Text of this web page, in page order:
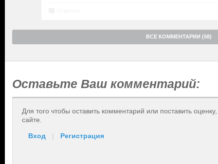
ВСЕ КОММЕНТАРИИ (58)
Оставьте Ваш комментарий:
Для того чтобы оставить комментарий или поставить
сайте.
Вход | Регистрация